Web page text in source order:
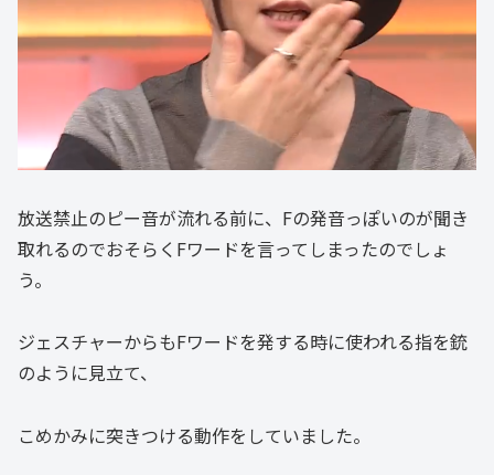
放送禁止のピー音が流れる前に、Fの発音っぽいのが聞き
取れるのでおそらくFワードを言ってしまったのでしょ
う。
ジェスチャーからもFワードを発する時に使われる指を銃
のように見立て、
こめかみに突きつける動作をしていました。